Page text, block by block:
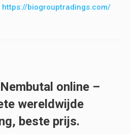
https://biogrouptradings.com/
online –
wereldwijde
beste prijs.